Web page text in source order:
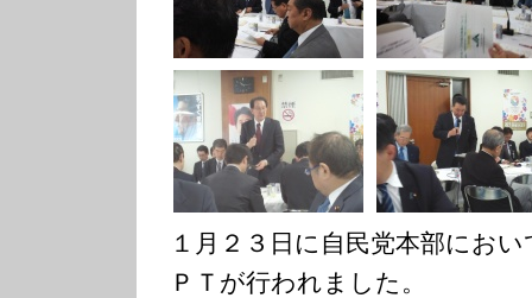
１月２３日に自民党本部にお
ＰＴが行われました。